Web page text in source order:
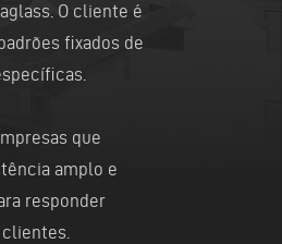
O cliente é
fixados de
que
amplo e
responder